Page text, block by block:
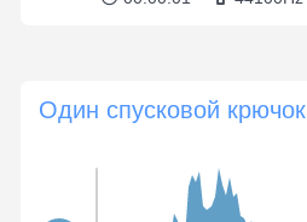
Один спусковой крючок